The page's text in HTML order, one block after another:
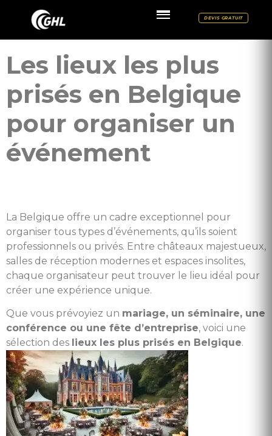
DEVIS GRATUIT
Les lieux les plus
prisés en Belgique
pour organiser un
événement
La Belgique offre un cadre exceptionnel pour
organiser tous types d’événements, qu’ils soient
professionnels ou privés. Entre châteaux majestueux,
salles de réception modernes et espaces insolites,
chaque organisateur peut trouver le lieu idéal pour
créer une expérience unique.
Que vous prévoyiez un mariage, un séminaire, une
conférence ou une fête d’entreprise, voici une
sélection des lieux les plus prisés en Belgique.